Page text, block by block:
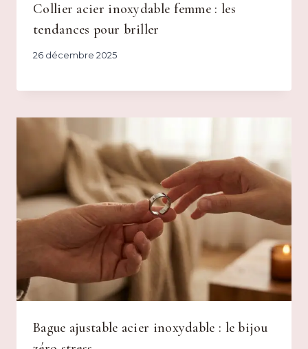
Collier acier inoxydable femme : les
tendances pour briller
26 décembre 2025
Bague ajustable acier inoxydable : le bijou